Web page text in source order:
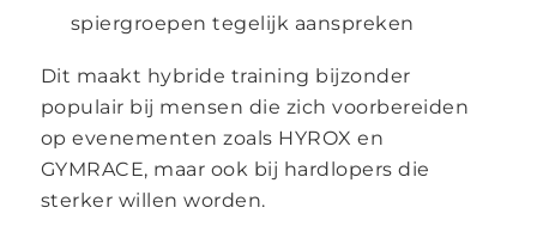
spiergroepen tegelijk aanspreken
Dit maakt hybride training bijzonder
populair bij mensen die zich voorbereiden
op evenementen zoals HYROX en
GYMRACE, maar ook bij hardlopers die
sterker willen worden.